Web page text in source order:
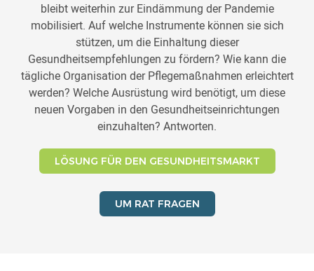
bleibt weiterhin zur Eindämmung der Pandemie
mobilisiert. Auf welche Instrumente können sie sich
stützen, um die Einhaltung dieser
Gesundheitsempfehlungen zu fördern? Wie kann die
tägliche Organisation der Pflegemaßnahmen erleichtert
werden? Welche Ausrüstung wird benötigt, um diese
neuen Vorgaben in den Gesundheitseinrichtungen
einzuhalten? Antworten.
LÖSUNG FÜR DEN GESUNDHEITSMARKT
UM RAT FRAGEN